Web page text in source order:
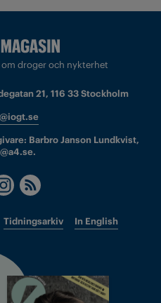
droger och nykterhet
21, 116 33 Stockholm
Barbro Janson Lundkvist,
Tidningsarkiv In English